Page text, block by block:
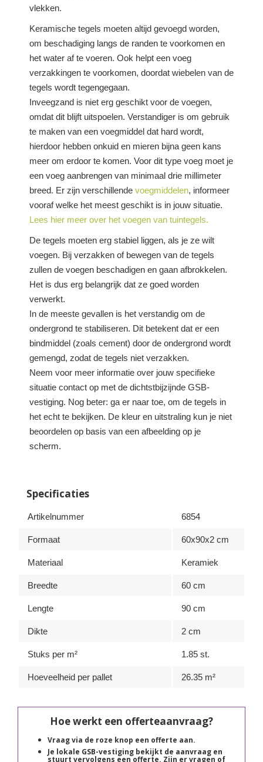
vlekken.
Keramische tegels moeten altijd gevoegd worden,
om beschadiging langs de randen te voorkomen en
het water af te voeren. Ook helpt een voeg
verzakkingen te voorkomen, doordat wiebelen van de
tegels wordt tegengegaan.
Inveegzand is niet erg geschikt voor de voegen,
omdat dit blijft uitspoelen. Verstandiger is om gebruik
te maken van een voegmiddel dat hard wordt,
hierdoor hebben onkuid en mieren bijna geen kans
meer om erdoor te komen. Voor dit type voeg moet je
een voeg aanbrengen van minimaal drie millimeter
breed. Er zijn verschillende voegmiddelen, informeer
vooraf welke het meest geschikt is in jouw situatie.
Lees hier meer over het voegen van tuintegels.
De tegels moeten erg stabiel liggen, als je ze wilt
voegen. Bij verzakken of bewegen van de tegels
zullen de voegen beschadigen en gaan afbrokkelen.
Het is dus erg belangrijk dat ze goed worden
verwerkt.
In de meeste gevallen is het verstandig om de
ondergrond te stabiliseren. Dit betekent dat er een
bindmiddel (zoals cement) door de ondergrond wordt
gemengd, zodat de tegels niet verzakken.
Neem voor meer informatie over jouw specifieke
situatie contact op met de dichtstbijzijnde GSB-
vestiging. Nog beter: ga er naar toe, om de tegels in
het echt te bekijken. De kleur en uitstraling kun je niet
beoordelen op basis van een afbeelding op je
scherm.
Specificaties
Artikelnummer 6854
Formaat 60x90x2 cm
Materiaal Keramiek
Breedte 60 cm
Lengte 90 cm
Dikte 2 cm
Stuks per m² 1.85 st.
Hoeveelheid per pallet 26.35 m²
Hoe werkt een offerteaanvraag?
Vraag via de roze knop een offerte aan.
Je lokale GSB-vestiging bekijkt de aanvraag en
stuurt vervolgens een offerte. Zijn er vragen of